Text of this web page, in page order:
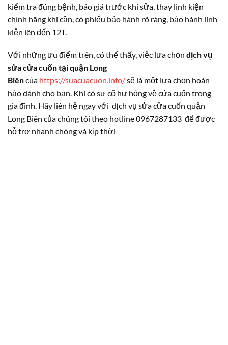
kiểm tra đúng bệnh, báo giá trước khi sửa, thay linh kiện
chính hãng khi cần, có phiếu bảo hành rõ ràng, bảo hành linh
kiện lên đến 12T.
Với những ưu điểm trên, có thể thấy, việc lựa chọn dịch vụ
sửa cửa cuốn tại quận Long
Biêncủa https://suacuacuon.info/sẽ là một lựa chọn hoàn
hảo dành cho bạn. Khi có sự cố hư hỏng về cửa cuốn trong
gia đình. Hãy liên hệ ngay với dịch vụ sửa cửa cuốn quận
Long Biên của chúng tôi theo hotline 0967287133 để được
hỗ trợ nhanh chóng và kịp thời